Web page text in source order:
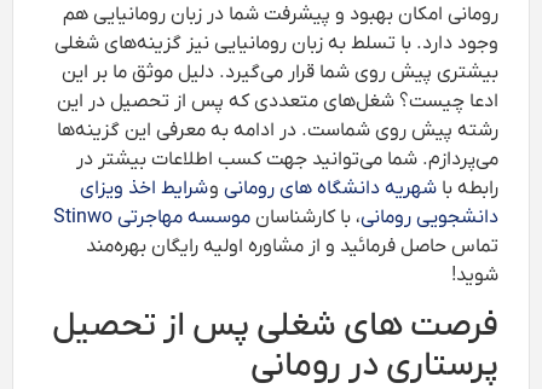
رومانی امکان بهبود و پیشرفت شما در زبان رومانیایی هم
وجود دارد. با تسلط به زبان رومانیایی نیز گزینه‌های شغلی
بیشتری پیش روی شما قرار می‌گیرد. دلیل موثق ما بر این
ادعا چیست؟ شغل‌های متعددی که پس از تحصیل در این
رشته پیش روی شماست. در ادامه به معرفی این گزینه‌ها
می‌پردازم. شما می‌توانید جهت کسب اطلاعات بیشتر در
رابطه با شهریه دانشگاه های رومانیوشرایط اخذ ویزای
دانشجویی رومانی، با کارشناسانموسسه مهاجرتی Stinwo
تماس حاصل فرمائید و از مشاوره اولیه رایگان بهره‌مند
شوید!
فرصت های شغلی پس از تحصیل
پرستاری در رومانی